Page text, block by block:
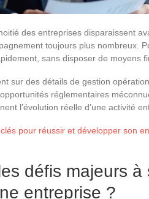
des entreprises disparaissent
toujours plus nombreux.
sans disposer de moyens
sur des détails de gestion
réglementaires
l’évolution réelle d’une activité
pour réussir et développer son
défis majeurs
entreprise ?